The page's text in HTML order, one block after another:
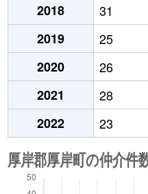
2018
31
2019
25
2020
26
2021
28
2022
23